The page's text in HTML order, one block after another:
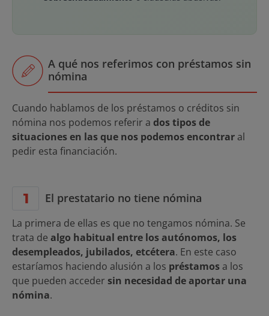
A qué nos referimos con préstamos sin
nómina
Cuando hablamos de los préstamos o créditos sin
nómina nos podemos referir a dos tipos de
situaciones en las que nos podemos encontrar al
pedir esta financiación.
El prestatario no tiene nómina
La primera de ellas es que no tengamos nómina. Se
trata de algo habitual entre los autónomos, los
desempleados, jubilados, etcétera. En este caso
estaríamos haciendo alusión a los préstamos a los
que pueden acceder sin necesidad de aportar una
nómina.